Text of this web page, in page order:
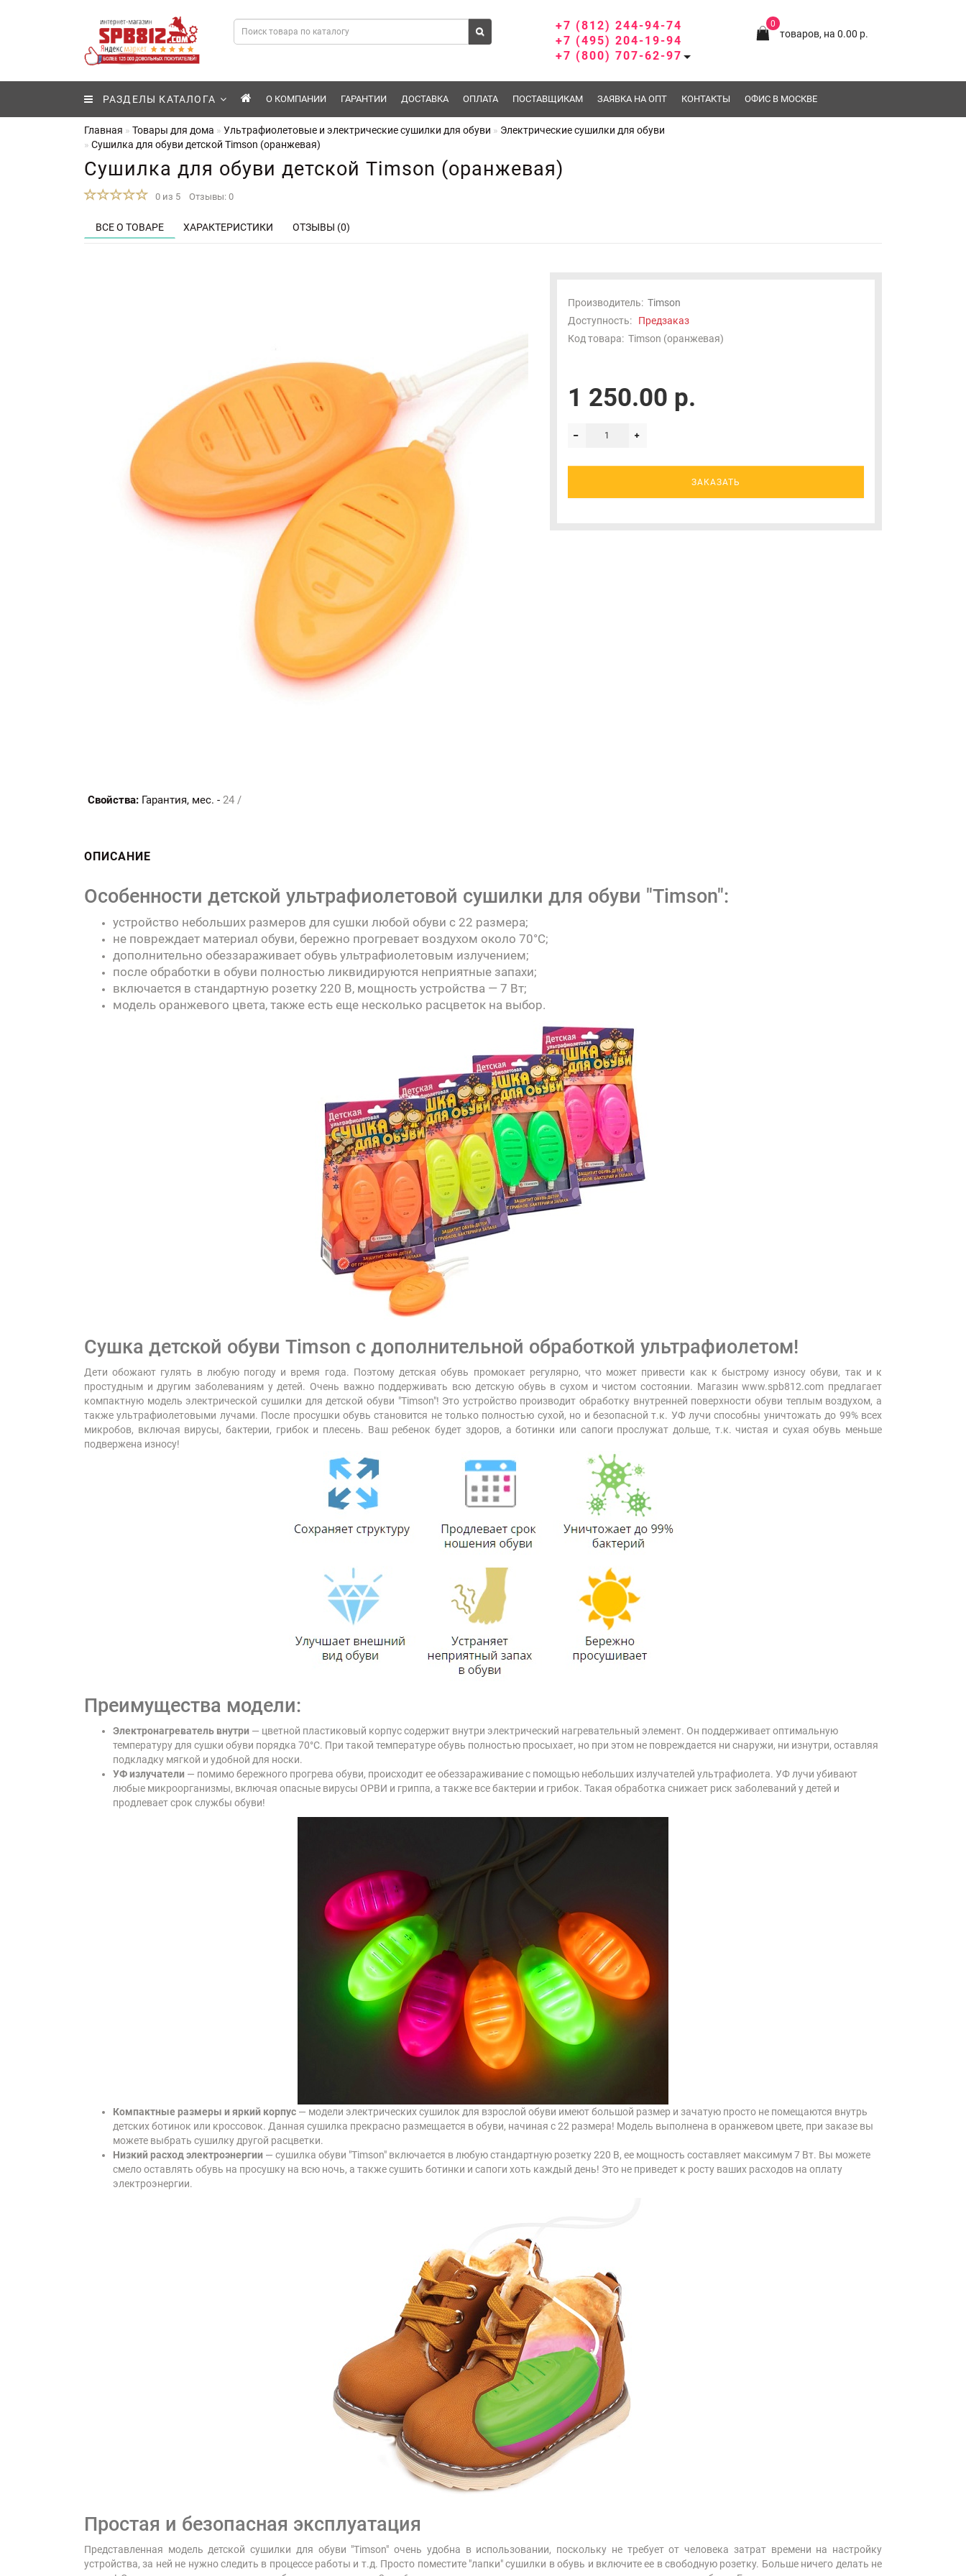
0
товаров, на 0.00 р.
+7 (812) 244-94-74
+7 (495) 204-19-94
+7 (800) 707-62-97
РАЗДЕЛЫ КАТАЛОГА О КОМПАНИИ ГАРАНТИИ ДОСТАВКА ОПЛАТА ПОСТАВЩИКАМ ЗАЯВКА НА ОПТ КОНТАКТЫ ОФИС В МОСКВЕ
Главная Товары для дома Ультрафиолетовые и электрические сушилки для обуви
Электрические сушилки для обуви
Сушилка для обуви детской Timson (оранжевая)
Сушилка для обуви детской Timson (оранжевая)
0 из 5 Отзывы: 0
ВСЕ О ТОВАРЕ ХАРАКТЕРИСТИКИ ОТЗЫВЫ (0)
Свойства: Гарантия, мес. - 24 /
Производитель: Timson
Доступность: Предзаказ
Код товара: Timson (оранжевая)
1 250.00 р.
ЗАКАЗАТЬ
ОПИСАНИЕ
Особенности детской ультрафиолетовой сушилки для обуви "Timson":
устройство небольших размеров для сушки любой обуви с 22 размера;
не повреждает материал обуви, бережно прогревает воздухом около 70°C;
дополнительно обеззараживает обувь ультрафиолетовым излучением;
после обработки в обуви полностью ликвидируются неприятные запахи;
включается в стандартную розетку 220 В, мощность устройства — 7 Вт;
модель оранжевого цвета, также есть еще несколько расцветок на выбор.
Сушка детской обуви Timson с дополнительной обработкой ультрафиолетом!
Дети обожают гулять в любую погоду и время года. Поэтому детская обувь промокает регулярно, что может привести как к быстрому износу обуви, так и к
простудным и другим заболеваниям у детей. Очень важно поддерживать всю детскую обувь в сухом и чистом состоянии. Магазин www.spb812.com предлагает
компактную модель электрической сушилки для детской обуви "Timson"! Это устройство производит обработку внутренней поверхности обуви теплым воздухом, а
также ультрафиолетовыми лучами. После просушки обувь становится не только полностью сухой, но и безопасной т.к. УФ лучи способны уничтожать до 99% всех
микробов, включая вирусы, бактерии, грибок и плесень. Ваш ребенок будет здоров, а ботинки или сапоги прослужат дольше, т.к. чистая и сухая обувь меньше
подвержена износу!
Преимущества модели:
Электронагреватель внутри — цветной пластиковый корпус содержит внутри электрический нагревательный элемент. Он поддерживает оптимальную
температуру для сушки обуви порядка 70°C. При такой температуре обувь полностью просыхает, но при этом не повреждается ни снаружи, ни изнутри, оставляя
подкладку мягкой и удобной для носки.
УФ излучатели — помимо бережного прогрева обуви, происходит ее обеззараживание с помощью небольших излучателей ультрафиолета. УФ лучи убивают
любые микроорганизмы, включая опасные вирусы ОРВИ и гриппа, а также все бактерии и грибок. Такая обработка снижает риск заболеваний у детей и
продлевает срок службы обуви!
Компактные размеры и яркий корпус — модели электрических сушилок для взрослой обуви имеют большой размер и зачатую просто не помещаются внутрь
детских ботинок или кроссовок. Данная сушилка прекрасно размещается в обуви, начиная с 22 размера! Модель выполнена в оранжевом цвете, при заказе вы
можете выбрать сушилку другой расцветки.
Низкий расход электроэнергии — сушилка обуви "Timson" включается в любую стандартную розетку 220 В, ее мощность составляет максимум 7 Вт. Вы можете
смело оставлять обувь на просушку на всю ночь, а также сушить ботинки и сапоги хоть каждый день! Это не приведет к росту ваших расходов на оплату
электроэнергии.
Простая и безопасная эксплуатация
Представленная модель детской сушилки для обуви "Timson" очень удобна в использовании, поскольку не требует от человека затрат времени на настройку
устройства, за ней не нужно следить в процессе работы и т.д. Просто поместите "лапки" сушилки в обувь и включите ее в свободную розетку. Больше ничего делать не